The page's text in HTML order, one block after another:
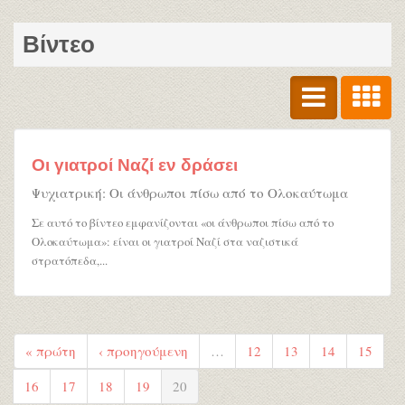
Βίντεο
Οι γιατροί Ναζί εν δράσει
Ψυχιατρική: Οι άνθρωποι πίσω από το Ολοκαύτωμα
Σε αυτό το βίντεο εμφανίζονται «οι άνθρωποι πίσω από το
Ολοκαύτωμα»: είναι οι γιατροί Ναζί στα ναζιστικά
στρατόπεδα,...
« πρώτη ‹ προηγούμενη … 12 13 14
15
16
17 18 19 20